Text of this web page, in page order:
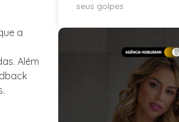
a
Além
seus golpes